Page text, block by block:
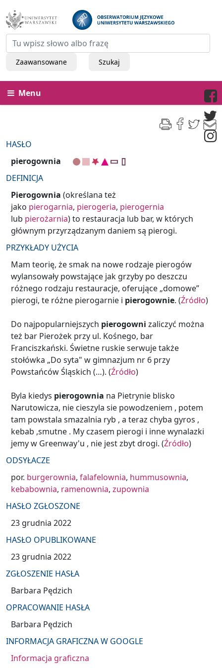
Zaawansowane Szukaj
Menu
HASŁO
pierogownia
DEFINICJA
Pierogownia (określana też
jako pierogarnia, pierogeria, pierogernia
lub pierożarnia) to restauracja lub bar, w których
głównym przyrządzanym daniem są pierogi.
PRZYKŁADY UŻYCIA
Mam teorię, że smak na nowe rodzaje pierogów
wylansowały powstające jak grzyby po deszczu
różnego rodzaju restauracje, oferujące „domowe”
pierogi, te różne pierogarnie i pierogownie. (Źródło)
Do najpopularniejszych pierogowni zaliczyć można
też bar Pierożek przy ul. Kośnego, bar
Franciszkański. Świetne ruskie serwuje także
stołówka „Do syta" w gimnazjum nr 6 przy
Powstańców Śląskich (…). (Źródło)
Byla kiedys pierogownia na Pietrynie blisko
Narutowicza, nie cieszyla sie powodzeniem , potem
tam powstala smazalnia ryb , a teraz chyba gyros ,
kebab ,smutne . My czasem pierogi i inne wynalazki
jemy w Greenway'u , nie jest zbyt drogi. (Źródło)
ODSYŁACZE
por. burgerownia, falafelownia, hummusownia,
kebabownia, ramenownia, zupownia
HASŁO ZGŁOSZONE
23 grudnia 2022
HASŁO OPUBLIKOWANE
23 grudnia 2022
ZGŁOSZENIE HASŁA
Barbara Pędzich
OPRACOWANIE HASŁA
Barbara Pędzich
INFORMACJA GRAFICZNA W GOOGLE
Informacja graficzna